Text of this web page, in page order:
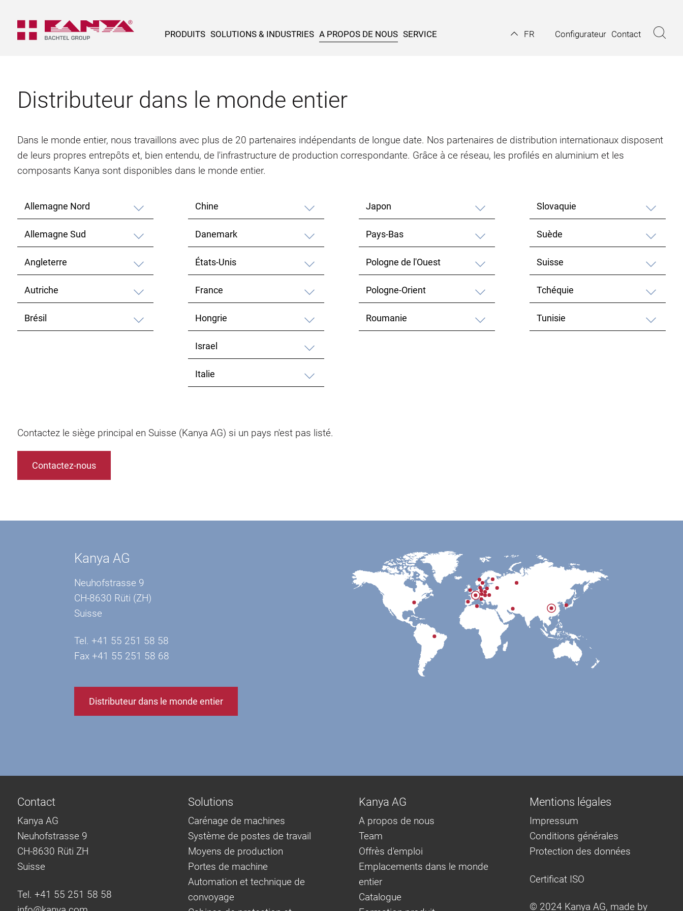
PRODUITS SOLUTIONS & INDUSTRIES A PROPOS DE NOUS SERVICE FR Configurateur Contact
Distributeur dans le monde entier
Dans le monde entier, nous travaillons avec plus de 20 partenaires indépendants de longue date. Nos partenaires de distribution internationaux disposent
de leurs propres entrepôts et, bien entendu, de l'infrastructure de production correspondante. Grâce à ce réseau, les profilés en aluminium et les
composants Kanya sont disponibles dans le monde entier.
Allemagne Nord
Allemagne Sud
Angleterre
Autriche
Brésil
Chine
Danemark
États-Unis
France
Hongrie
Israel
Italie
Japon
Pays-Bas
Pologne de l'Ouest
Pologne-Orient
Roumanie
Slovaquie
Suède
Suisse
Tchéquie
Tunisie
Contactez le siège principal en Suisse (Kanya AG) si un pays n'est pas listé.
Contactez-nous
Kanya AG
Neuhofstrasse 9
CH-8630 Rüti (ZH)
Suisse
Tel. +41 55 251 58 58
Fax +41 55 251 58 68
Distributeur dans le monde entier
Contact
Kanya AG
Neuhofstrasse 9
CH-8630 Rüti ZH
Suisse
Tel. +41 55 251 58 58
Solutions
Carénage de machines
Système de postes de travail
Moyens de production
Portes de machine
Automation et technique de
convoyage
Kanya AG
A propos de nous
Team
Offrès d'emploi
Emplacements dans le monde
entier
Catalogue
Mentions légales
Impressum
Conditions générales
Protection des données
Certificat ISO
© 2024 Kanya AG, made by